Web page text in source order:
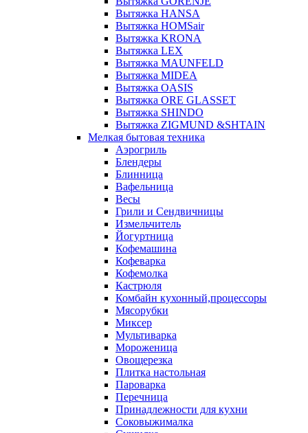
Вытяжка HANSA
Вытяжка HOMSair
Вытяжка KRONA
Вытяжка LEX
Вытяжка MAUNFELD
Вытяжка MIDEA
Вытяжка OASIS
Вытяжка ORE GLASSET
Вытяжка SHINDO
Вытяжка ZIGMUND &SHTAIN
Мелкая бытовая техника
Аэрогриль
Блендеры
Блинница
Вафельница
Весы
Грили и Сендвичницы
Измельчитель
Йогуртница
Кофемашина
Кофеварка
Кофемолка
Кастрюля
Комбайн кухонный,процессоры
Мясорубки
Миксер
Мультиварка
Мороженица
Овощерезка
Плитка настольная
Пароварка
Перечница
Принадлежности для кухни
Соковыжималка